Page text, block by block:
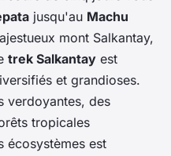
jusqu'au Machu
mont Salkantay,
trek Salkantay est
et grandioses.
verdoyantes, des
tropicales
écosystèmes est